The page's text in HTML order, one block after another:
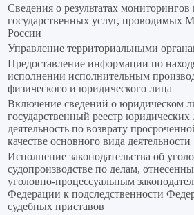
Сведения о результатах мониторингов
государственных услуг, проводимых
России
Управление территориальными
Предоставление информации по
исполнении исполнительным
физического и юридического лица
Включение сведений о юридическом
государственный реестр
деятельность по возврату
качестве основного вида деятельности
Исполнение законодательства об
судопроизводстве по делам,
уголовно‑процессуальным
Федерации к подследственности
судебных приставов